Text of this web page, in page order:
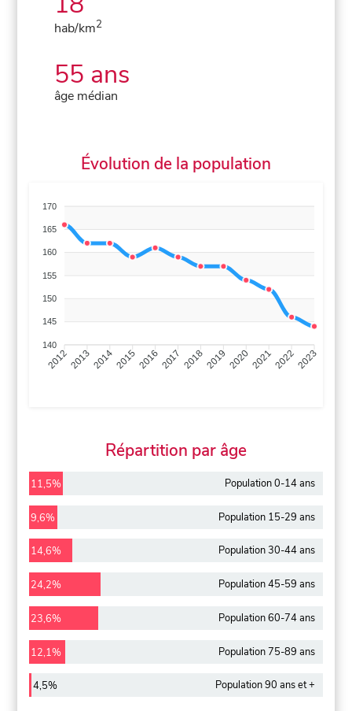
hab/km2
55 ans
âge médian
Évolution de la population
170
165
160
155
150
145
140
201220132014201520162017 20182019 2020202120222023
Répartition par âge
11,5% Population 0-14 ans
9,6% Population 15-29 ans
14,6% Population 30-44 ans
24,2% Population 45-59 ans
23,6% Population 60-74 ans
12,1% Population 75-89 ans
4,5% Population 90 ans et +